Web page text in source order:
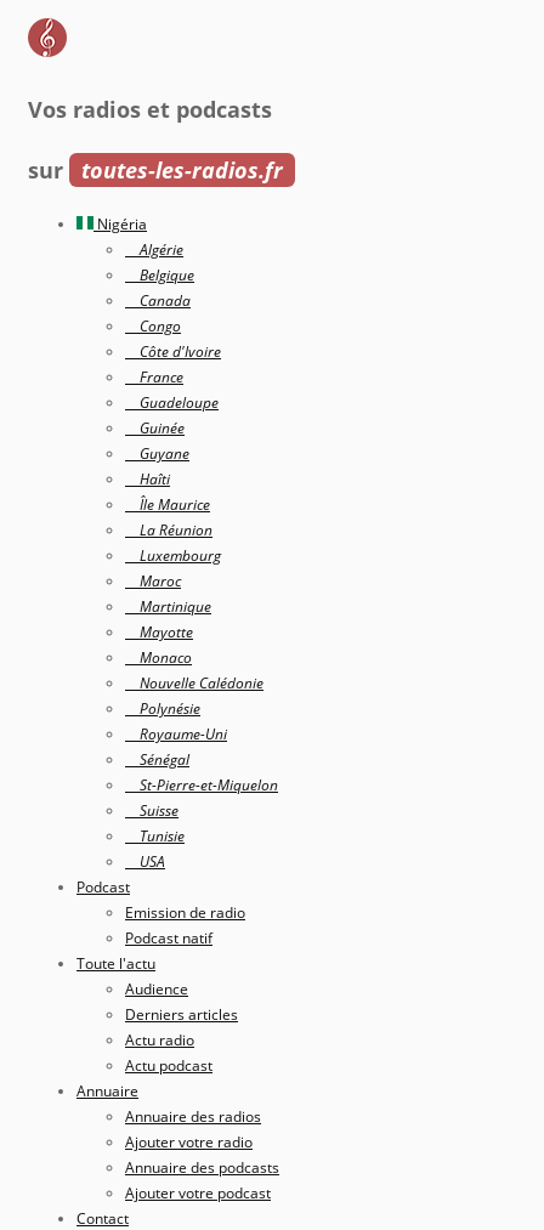
Vos radios et podcasts
sur toutes-les-radios.fr
Nigéria
Algérie
Belgique
Canada
Congo
Côte d'Ivoire
France
Guadeloupe
Guinée
Guyane
Haîti
Île Maurice
La Réunion
Luxembourg
Maroc
Martinique
Mayotte
Monaco
Nouvelle Calédonie
Polynésie
Royaume-Uni
Sénégal
St-Pierre-et-Miquelon
Suisse
Tunisie
USA
Podcast
Emission de radio
Podcast natif
Toute l'actu
Audience
Derniers articles
Actu radio
Actu podcast
Annuaire
Annuaire des radios
Ajouter votre radio
Annuaire des podcasts
Ajouter votre podcast
Contact